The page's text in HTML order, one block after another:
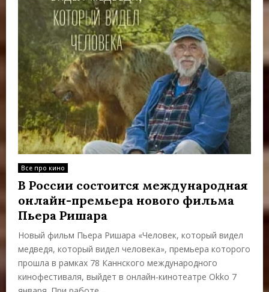
Все про кино
В России состоится международная
онлайн-премьера нового фильма
Пьера Ришара
Новый фильм Пьера Ришара «Человек, который видел
медведя, который видел человека», премьера которого
прошла в рамках 78 Каннского международного
кинофестиваля, выйдет в онлайн-кинотеатре Okko 7